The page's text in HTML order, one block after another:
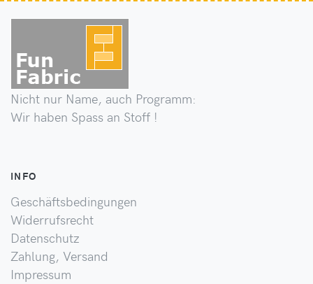
Nicht nur Name, auch Programm:
Wir haben Spass an Stoff !
INFO
Geschäftsbedingungen
Widerrufsrecht
Datenschutz
Zahlung, Versand
Impressum